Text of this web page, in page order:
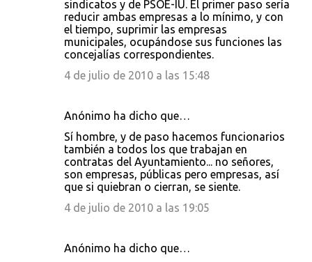
sindicatos y de PSOE-IU. El primer paso sería
reducir ambas empresas a lo mínimo, y con
el tiempo, suprimir las empresas
municipales, ocupándose sus funciones las
concejalías correspondientes.
4 de julio de 2010 a las 15:48
Anónimo ha dicho que…
Sí hombre, y de paso hacemos funcionarios
también a todos los que trabajan en
contratas del Ayuntamiento... no señores,
son empresas, públicas pero empresas, así
que si quiebran o cierran, se siente.
4 de julio de 2010 a las 19:05
Anónimo ha dicho que…